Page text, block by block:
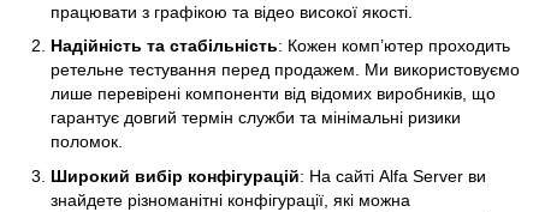
працювати з графікою та відео високої якості.
Надійність та стабільність: Кожен комп’ютер проходить
ретельне тестування перед продажем. Ми використовуємо
лише перевірені компоненти від відомих виробників, що
гарантує довгий термін служби та мінімальні ризики
поломок.
Широкий вибір конфігурацій: На сайті Alfa Server ви
знайдете різноманітні конфігурації, які можна